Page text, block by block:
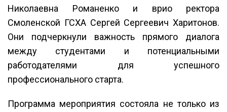
Николаевна Романенко и врио ректора
Смоленской ГСХА Сергей Сергеевич Харитонов.
Они подчеркнули важность прямого диалога
между студентами и потенциальными
работодателями для успешного
профессионального старта.
Программа мероприятия состояла не только из